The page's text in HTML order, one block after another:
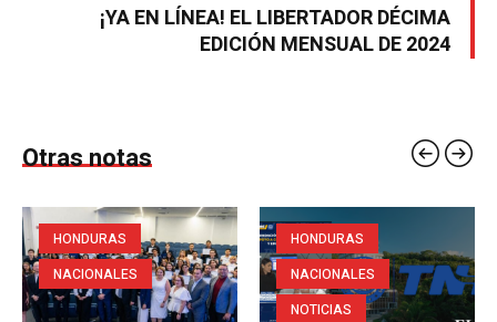
¡YA EN LÍNEA! EL LIBERTADOR DÉCIMA
EDICIÓN MENSUAL DE 2024
Otras notas
HONDURAS
NACIONALES
HONDURAS
NACIONALES
NOTICIAS